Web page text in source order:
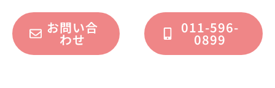
お問い合
わせ
011-596-
0899